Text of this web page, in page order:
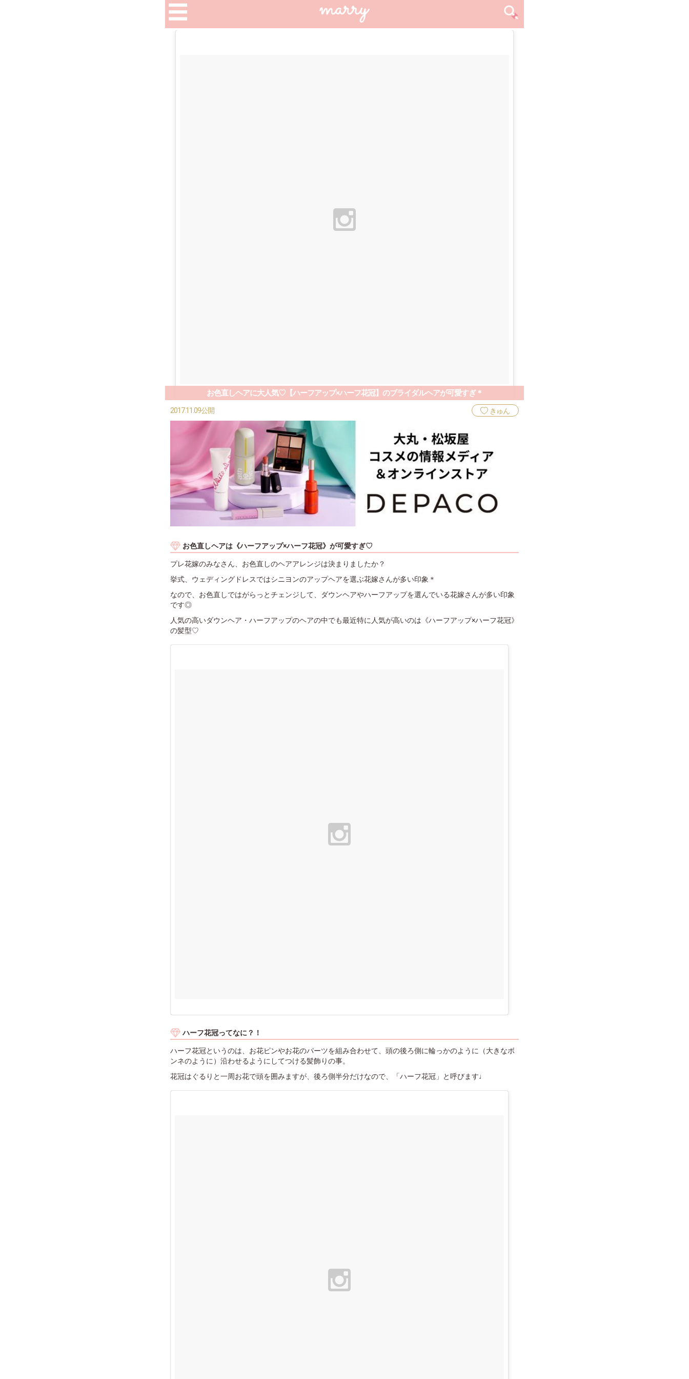
お色直しヘアに大人気♡【ハーフアップ×ハーフ花冠】のブライダルヘアが可愛すぎ＊
2017.11.09公開 きゅん
お色直しヘアは《ハーフアップ×ハーフ花冠》が可愛すぎ♡
プレ花嫁のみなさん、お色直しのヘアアレンジは決まりましたか？
挙式、ウェディングドレスではシニヨンのアップヘアを選ぶ花嫁さんが多い印象＊
なので、お色直しではがらっとチェンジして、ダウンヘアやハーフアップを選んでいる花嫁さんが多い印象
です◎
人気の高いダウンヘア・ハーフアップのヘアの中でも最近特に人気が高いのは《ハーフアップ×ハーフ花冠》
の髪型♡
ハーフ花冠ってなに？！
ハーフ花冠というのは、お花ピンやお花のパーツを組み合わせて、頭の後ろ側に輪っかのように（大きなボ
ンネのように）沿わせるようにしてつける髪飾りの事。
花冠はぐるりと一周お花で頭を囲みますが、後ろ側半分だけなので、「ハーフ花冠」と呼びます♩